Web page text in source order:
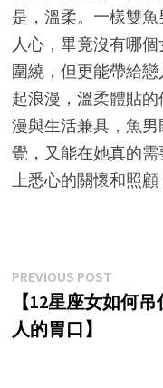
是，溫柔。一樣雙
人心，畢竟沒有哪
圍繞，但更能帶給
起浪漫，溫柔體貼
漫與生活兼具，魚
覺，又能在她真的
上悉心的關懷和照顧
Post
navigation
PREVIOUS POSTPrevious
post:
【12星座女如何吊
人的胃口】